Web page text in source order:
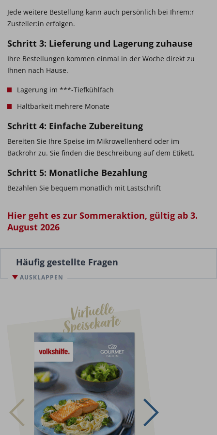
Jede weitere Bestellung kann auch persönlich bei Ihrem:r
Zusteller:in erfolgen.
Schritt 3: Lieferung und Lagerung zuhause
Ihre Bestellungen kommen einmal in der Woche direkt zu
Ihnen nach Hause.
Lagerung im ***-Tiefkühlfach
Haltbarkeit mehrere Monate
Schritt 4: Einfache Zubereitung
Bereiten Sie Ihre Speise im Mikrowellenherd oder im
Backrohr zu. Sie finden die Beschreibung auf dem Etikett.
Schritt 5: Monatliche Bezahlung
Bezahlen Sie bequem monatlich mit Lastschrift
Hier geht es zur Sommeraktion, gültig ab 3.
August 2026
Häufig gestellte Fragen
Muss ich immer sieben Speisen
bestellen?
Ja, die Mindestbestellmenge sind sieben
Hauptspeisen - nach oben hin sind keine Grenzen
gesetzt. Sie können selbst entscheiden, ob wir mit
einer Auslieferung bereits einen Vorrat bringen
sollen oder Sie wöchentlich bestellen.
Kann ich Hauptspeisen, Suppen und
Zusatzspeisen im 7er Karton mischen?
AUSKLAPPEN